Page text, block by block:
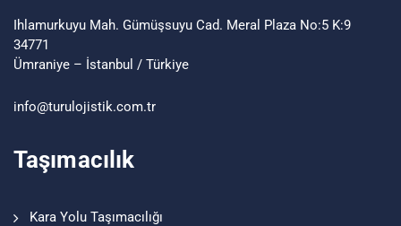
Ihlamurkuyu Mah. Gümüşsuyu Cad. Meral Plaza No:5 K:9
34771
Ümraniye – İstanbul / Türkiye
info@turu lojistik.com.tr
Taşımacılık
Kara Yolu Taşımacılığı